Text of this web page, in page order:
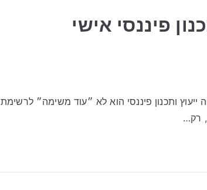
פיננסי אישי
ייעוץ ותכנון פיננסי הוא לא ״עוד משימה״ לרשימת
רק…